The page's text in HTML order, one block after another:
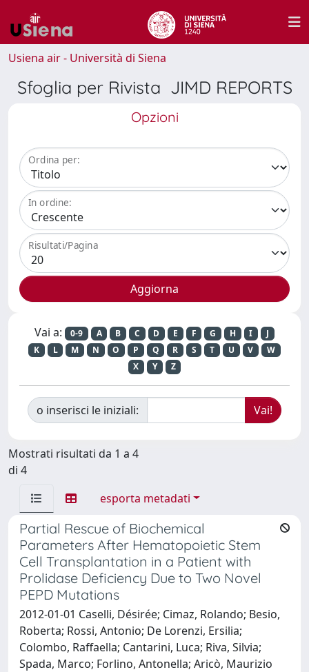
Usiena air - Università di Siena
Sfoglia per Rivista JIMD REPORTS
Opzioni
Ordina per:
In ordine:
Risultati/Pagina
Vai a: 0-9 A B C D E F G H I
J
K
L M N O P Q R S T U V
W
X
Y Z
o inserisci le iniziali:
Mostrati risultati da 1 a 4
di 4
esporta metadati
Partial Rescue of Biochemical
Parameters After Hematopoietic Stem
Cell Transplantation in a Patient with
Prolidase Deficiency Due to Two Novel
PEPD Mutations
2012-01-01 Caselli, Désirée; Cimaz, Rolando; Besio,
Roberta; Rossi, Antonio; De Lorenzi, Ersilia;
Colombo, Raffaella; Cantarini, Luca; Riva, Silvia;
Spada, Marco; Forlino, Antonella; Aricò, Maurizio